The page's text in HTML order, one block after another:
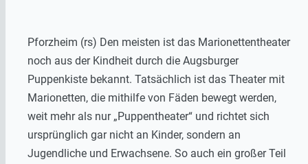
Pforzheim (rs) Den meisten ist das Marionettentheater
noch aus der Kindheit durch die Augsburger
Puppenkiste bekannt. Tatsächlich ist das Theater mit
Marionetten, die mithilfe von Fäden bewegt werden,
weit mehr als nur „Puppentheater“ und richtet sich
ursprünglich gar nicht an Kinder, sondern an
Jugendliche und Erwachsene. So auch ein großer Teil